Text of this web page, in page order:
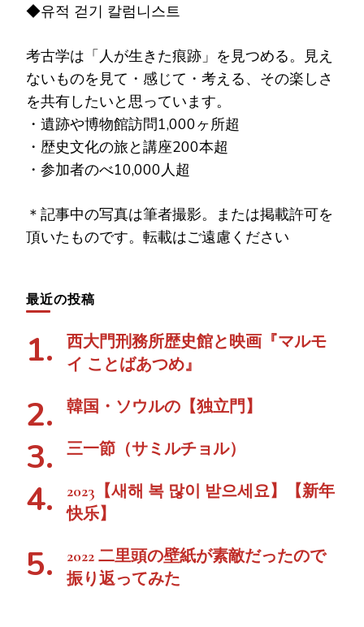
◆유적 걷기 칼럼니스트
考古学は「人が生きた痕跡」を見つめる。見え
ないものを見て・感じて・考える、その楽しさ
を共有したいと思っています。
・遺跡や博物館訪問1,000ヶ所超
・歴史文化の旅と講座200本超
・参加者のべ10,000人超
＊記事中の写真は筆者撮影。または掲載許可を
頂いたものです。転載はご遠慮ください
最近の投稿
西大門刑務所歴史館と映画『マルモ
イ ことばあつめ』
韓国・ソウルの【独立門】
三一節（サミルチョル）
2023【새해 복 많이 받으세요】【新年
快乐】
2022 二里頭の壁紙が素敵だったので
振り返ってみた